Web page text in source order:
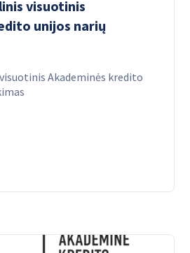
visuotinis
unijos narių
Akademinės kredito